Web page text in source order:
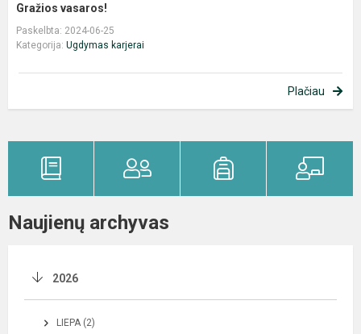
Gražios vasaros!
Paskelbta: 2024-06-25
Kategorija: Ugdymas karjerai
Plačiau
Naujienų archyvas
2026
LIEPA (2)